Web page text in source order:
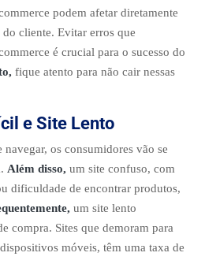
podem afetar diretamente
do cliente. Evitar erros que
é crucial para o sucesso do
fique atento para não cair nessas
e Site Lento
os consumidores vão se
Além disso, um site confuso, com
dificuldade de encontrar produtos,
um site lento
compra. Sites que demoram para
móveis, têm uma taxa de